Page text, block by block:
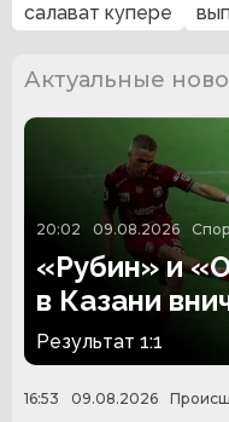
салават купере
Актуальные
20:02 09.08.2026
«Рубин» и
в Казани
Результат 1:1
16:53 09.08.2026